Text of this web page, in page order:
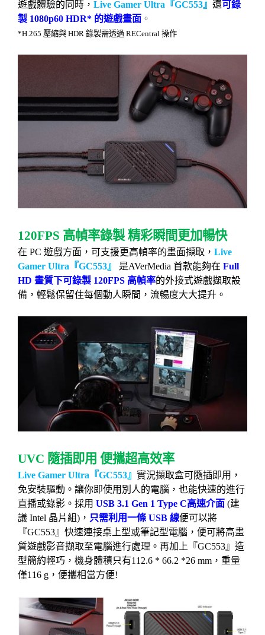
遊戲體驗的同時， Live Gamer Ultra 『GC553』 還可錄
製 1080p60 HDR* 的遊戲畫面 。
*H.265 壓縮與 HDR 錄製需透過 RECentral 操作
120FPS 高幀率錄製 精彩瞬間更加暢快
在 PC 遊戲方面，可支援更高幀率的畫面擷取， Live
Gamer Ultra 『GC553』 是AVerMedia 首款能夠在 Full
HD 畫質下可錄製 120FPS 高幀率的外接式遊戲擷取設
備，輕鬆保留住每個動人瞬間，流暢度大大提升。
UVC 隨插即用 便攜超高效率
Live Gamer Ultra 『GC553』 實況擷取盒可隨插即用，
免安裝驅動。讓你即使用別人的電腦，也能快速的進行
直播或錄影。採用 USB 3.1 Gen 1 Type C高速介面 (建
議 Intel 晶片組) ， 只需利用一條 USB 線便可以將
『GC553』快速連接桌上型或筆記型電腦，便可將高畫
質遊戲影音擷取至電腦進行處理。再加上『GC553』造
型簡約輕巧，機身體積只有112.6 * 66.2 *26 mm ，重量
僅116 g ，便攜相當方便!